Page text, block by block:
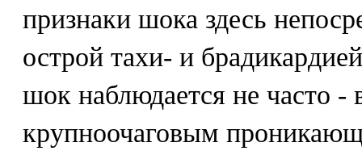
признаки шока здесь
острой тахи- и
шок наблюдается не часто -
крупноочаговым